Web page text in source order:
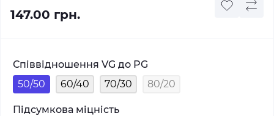
147.00 грн.
Співвідношення VG до PG
50/50
60/40 70/30 80/20
Підсумкова міцність